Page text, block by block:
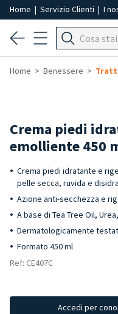
Home | Servizio Clienti | I
Home Benessere
Crema piedi
emolliente 450
Crema piedi idratante e
pelle secca, ruvida e
Azione anti-secchezza e
A base di Tea Tree Oil,
Dermatologicamente
Formato 450 ml
Ref: CE407C
Accedi per